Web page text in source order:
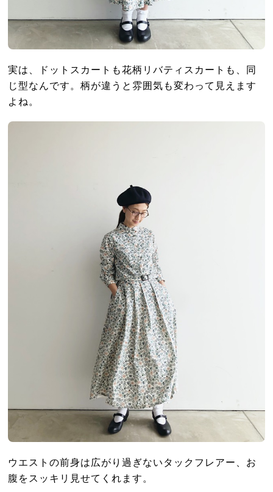
実は、ドットスカートも花柄リバティスカートも、同
じ型なんです。柄が違うと雰囲気も変わって見えます
よね。
ウエストの前身は広がり過ぎないタックフレアー、お
腹をスッキリ見せてくれます。